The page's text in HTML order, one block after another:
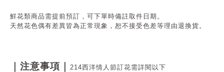
鮮花類商品需提前預訂，可下單時備註取件日期。
天然花色偶有差異皆為正常現象，恕不接受色差等理由退換貨。
｜注意事項｜ 214西洋情人節訂花需詳閱以下